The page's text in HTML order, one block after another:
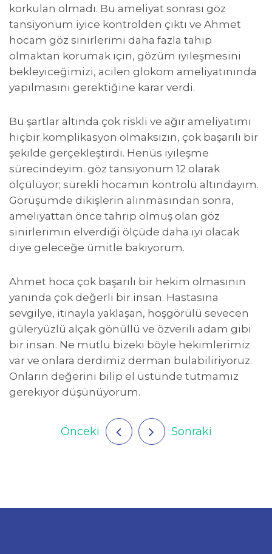
korkulan olmadı. Bu ameliyat sonrası göz
tansiyonum iyice kontrolden çıktı ve Ahmet
hocam göz sinirlerimi daha fazla tahip
olmaktan korumak için, gözüm iyileşmesini
bekleyiceğimizi, acilen glokom ameliyatınında
yapılmasını gerektiğine karar verdi.
Bu şartlar altında çok riskli ve ağır ameliyatımı
hiçbir komplikasyon olmaksızın, çok başarılı bir
şekilde gerçekleştirdi. Henüs iyileşme
sürecindeyim. göz tansiyonum 12 olarak
ölçülüyor; sürekli hocamın kontrolü altındayım.
Görüşümde dikişlerin alınmasından sonra,
ameliyattan önce tahrip olmuş olan göz
sinirlerimin elverdiği ölçüde daha iyi olacak
diye geleceğe ümitle bakıyorum.
Ahmet hoca çok başarılı bir hekim olmasının
yanında çok değerli bir insan. Hastasına
sevgilye, itinayla yaklaşan, hoşgörülü sevecen
güleryüzlü alçak gönüllü ve özverili adam gibi
bir insan. Ne mutlu bizeki böyle hekimlerimiz
var ve onlara derdimiz derman bulabiliriyoruz.
Onların değerini bilip el üstünde tutmamız
gerekiyor düşünüyorum.
Önceki Sonraki